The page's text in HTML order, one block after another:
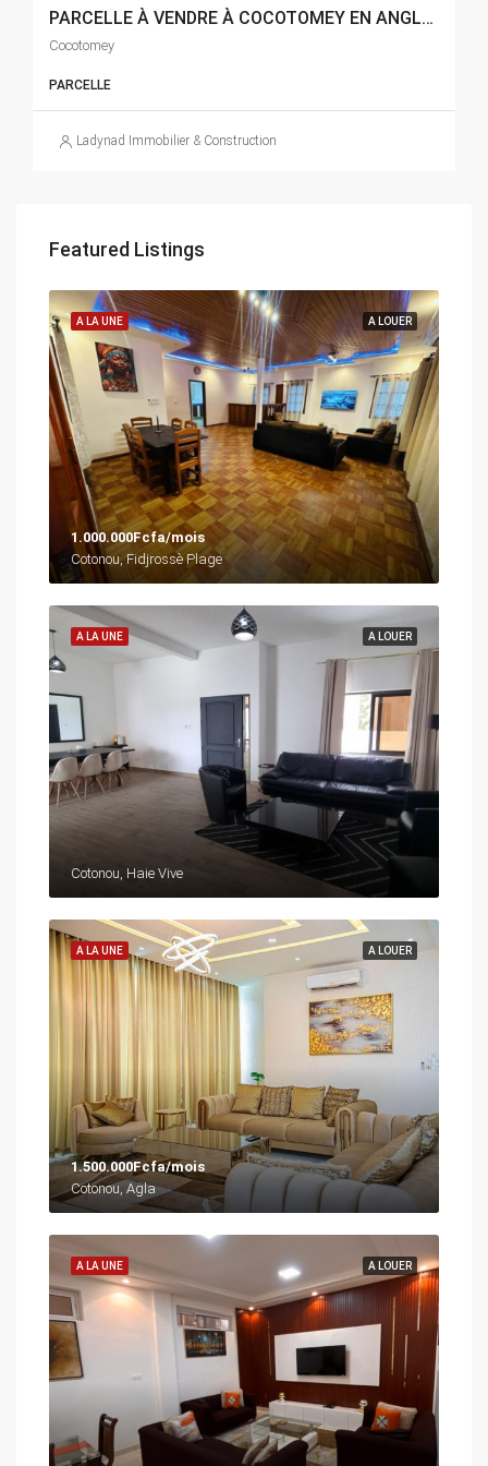
PARCELLE À VENDRE À COCOTOMEY EN ANGLE DE RUE
Cocotomey
PARCELLE
Ladynad Immobilier & Construction
Featured Listings
A LOUER
A LA UNE
1.000.000Fcfa/mois
Cotonou, Fidjrossè Plage
A LOUER
A LA UNE
Cotonou, Haie Vive
A LOUER
A LA UNE
1.500.000Fcfa/mois
Cotonou, Agla
A LOUER
A LA UNE